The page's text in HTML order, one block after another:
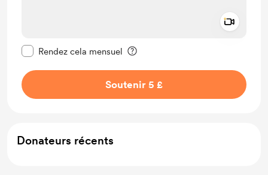
Rendez cela mensuel
Soutenir 5 £
Donateurs récents